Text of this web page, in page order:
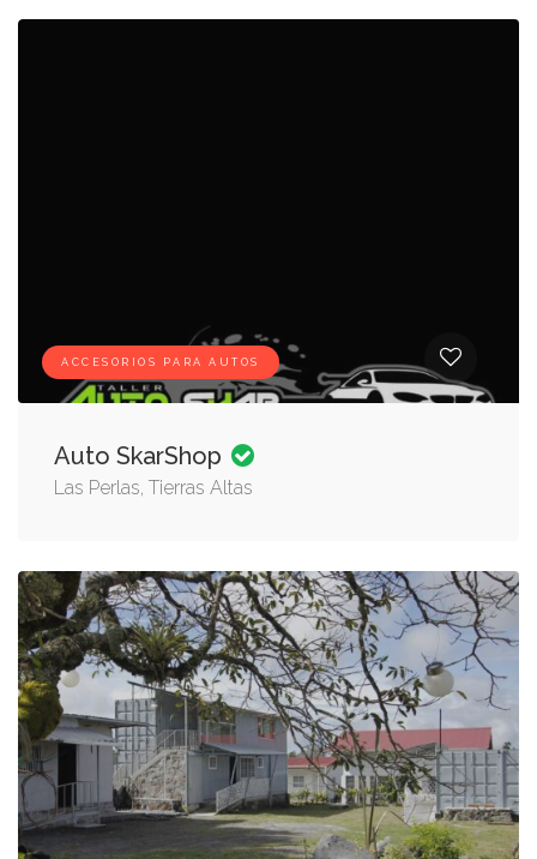
ACCESORIOS PARA AUTOS
Auto SkarShop
Las Perlas, Tierras Altas